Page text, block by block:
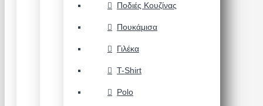
Ποδιές Κουζίνας
Πουκάμισα
Γιλέκα
T-Shirt
Polo